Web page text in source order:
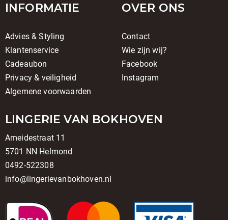
INFORMATIE
Advies & Styling
Klantenservice
Cadeaubon
Privacy & veiligheid
Algemene voorwaarden
OVER ONS
Contact
Wie zijn wij?
Facebook
Instagram
LINGERIE VAN BOKHOVEN
Ameidestraat 11
5701 NN Helmond
0492-522308
info@lingerievanbokhoven.nl